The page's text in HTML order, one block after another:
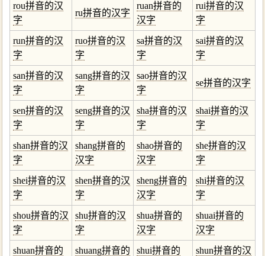
rou拼音的汉
字
ru拼音的汉字
ruan拼音的
汉字
rui拼音的汉
字
run拼音的汉
字
ruo拼音的汉
字
sa拼音的汉
字
sai拼音的汉
字
san拼音的汉
字
sang拼音的汉
字
sao拼音的汉
字
se拼音的汉字
sen拼音的汉
字
seng拼音的汉
字
sha拼音的汉
字
shai拼音的汉
字
shan拼音的汉
字
shang拼音的
汉字
shao拼音的
汉字
she拼音的汉
字
shei拼音的汉
字
shen拼音的汉
字
sheng拼音的
汉字
shi拼音的汉
字
shou拼音的汉
字
shu拼音的汉
字
shua拼音的
汉字
shuai拼音的
汉字
shuan拼音的
shuang拼音的
shui拼音的
shun拼音的汉